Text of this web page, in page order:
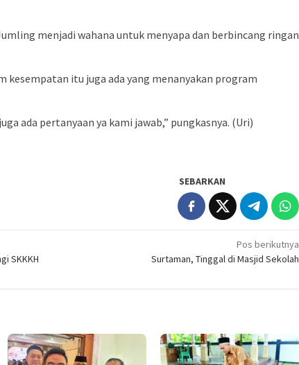
menjadi wahana untuk menyapa dan berbincang ringan
kesempatan itu juga ada yang menanyakan program
ada pertanyaan ya kami jawab,” pungkasnya. (Uri)
SEBARKAN
SKKKH
Pos berikutnya
Surtaman, Tinggal di Masjid Sekolah